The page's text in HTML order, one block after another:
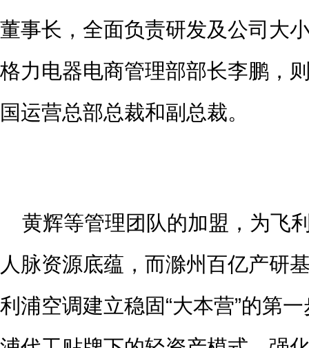
董事长，全面负责研发及公司大
格力电器电商管理部部长李鹏，
国运营总部总裁和副总裁。
黄辉等管理团队的加盟，为飞
人脉资源底蕴，而滁州百亿产研
利浦空调建立稳固“大本营”的第